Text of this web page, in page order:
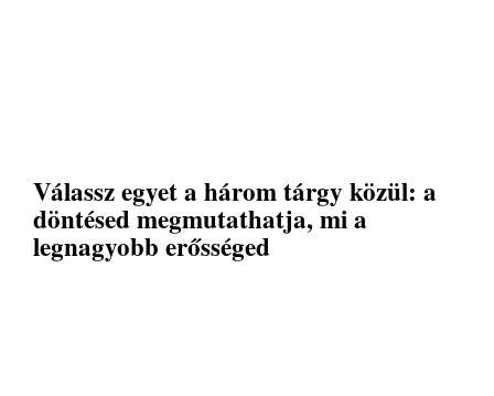
Válassz egyet a három tárgy közül: a
döntésed megmutathatja, mi a
legnagyobb erősséged